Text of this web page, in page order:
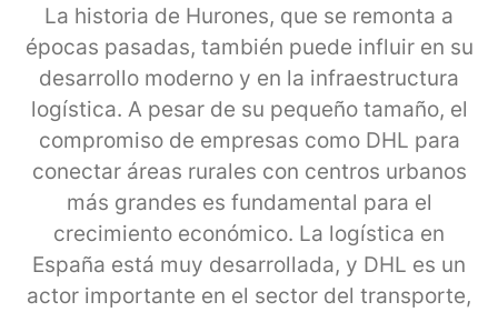
La historia de Hurones, que se remonta a
épocas pasadas, también puede influir en su
desarrollo moderno y en la infraestructura
logística. A pesar de su pequeño tamaño, el
compromiso de empresas como DHL para
conectar áreas rurales con centros urbanos
más grandes es fundamental para el
crecimiento económico. La logística en
España está muy desarrollada, y DHL es un
actor importante en el sector del transporte,